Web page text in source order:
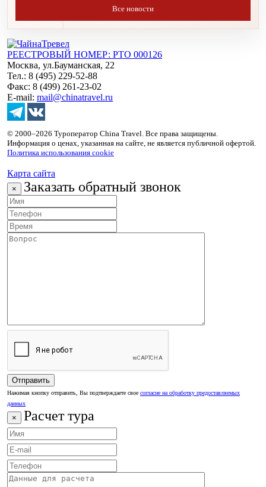
Все новости
РЕЕСТРОВЫЙ НОМЕР: РТО 000126
Москва, ул.Бауманская, 22
Тел.: 8 (495) 229-52-88
Факс: 8 (499) 261-23-02
E-mail: mail@chinatravel.ru
© 2000–2026 Туроператор China Travel. Все права защищены.
Информация о ценах, указанная на сайте, не является публичной офертой.
Политика использования cookie
Карта сайта
× Заказать обратный звонок
Нажимая кнопку отправить, Вы подтверждаете свое согласие на обработку предоставляемых
данных
× Расчет тура